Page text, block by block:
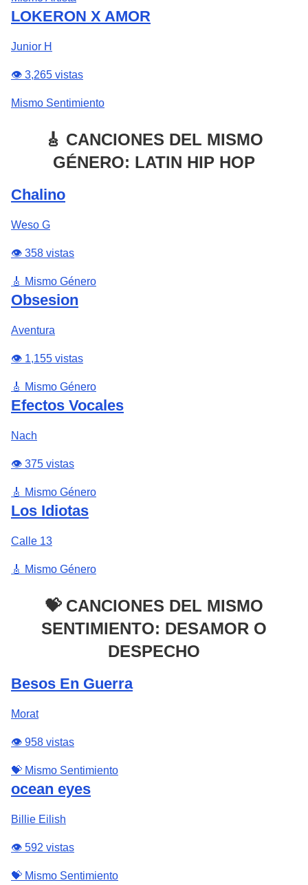
LOKERON X AMOR
Junior H
👁️ 3,265 vistas
Mismo Sentimiento
🎸 CANCIONES DEL MISMO
GÉNERO: LATIN HIP HOP
Chalino
Weso G
👁️ 358 vistas
🎸 Mismo Género
Obsesion
Aventura
👁️ 1,155 vistas
🎸 Mismo Género
Efectos Vocales
Nach
👁️ 375 vistas
🎸 Mismo Género
Los Idiotas
Calle 13
🎸 Mismo Género
💝 CANCIONES DEL MISMO
SENTIMIENTO: DESAMOR O
DESPECHO
Besos En Guerra
Morat
👁️ 958 vistas
💝 Mismo Sentimiento
ocean eyes
Billie Eilish
👁️ 592 vistas
💝 Mismo Sentimiento